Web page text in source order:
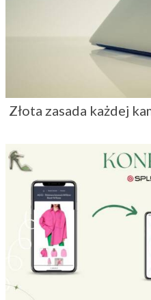
Złota zasada każdej